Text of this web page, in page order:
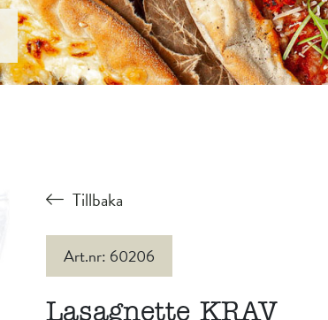
Tillbaka
Art.nr: 60206
Lasagnette KRAV